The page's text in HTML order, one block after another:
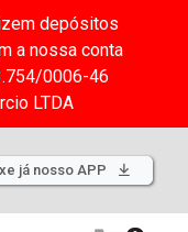
depósitos
a nossa conta
0006-46
LTDA
já nosso APP